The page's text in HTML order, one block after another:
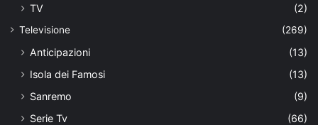
TV
(2)
Televisione (269)
Anticipazioni
(13)
Isola dei Famosi
(13)
Sanremo
(9)
Serie Tv
(66)